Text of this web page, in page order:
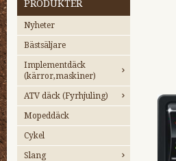
PRODUKTER
Nyheter
Bästsäljare
Implementdäck
(kärror,maskiner)
ATV däck (Fyrhjuling)
Mopeddäck
Cykel
Slang